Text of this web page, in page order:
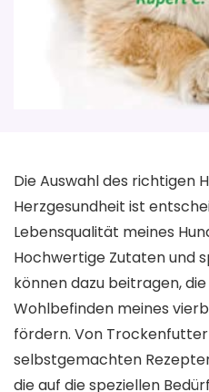
Die Auswahl des richtigen
Herzgesundheit ist
Lebensqualität meines
Hochwertige Zutaten und
können dazu beitragen,
Wohlbefinden meines
fördern. Von Trockenfutter
selbstgemachten
die auf die speziellen